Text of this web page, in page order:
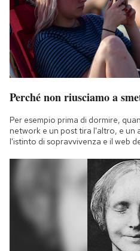
Perché non riusciamo a
Per esempio prima di dormire,
network e un post tira l'altro, e un
l'istinto di sopravvivenza e il web